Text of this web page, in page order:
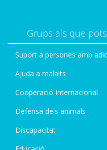
Grups als que
Suport a persones amb
Ajuda a malalts
Cooperació Internacional
Defensa dels animals
Discapacitat